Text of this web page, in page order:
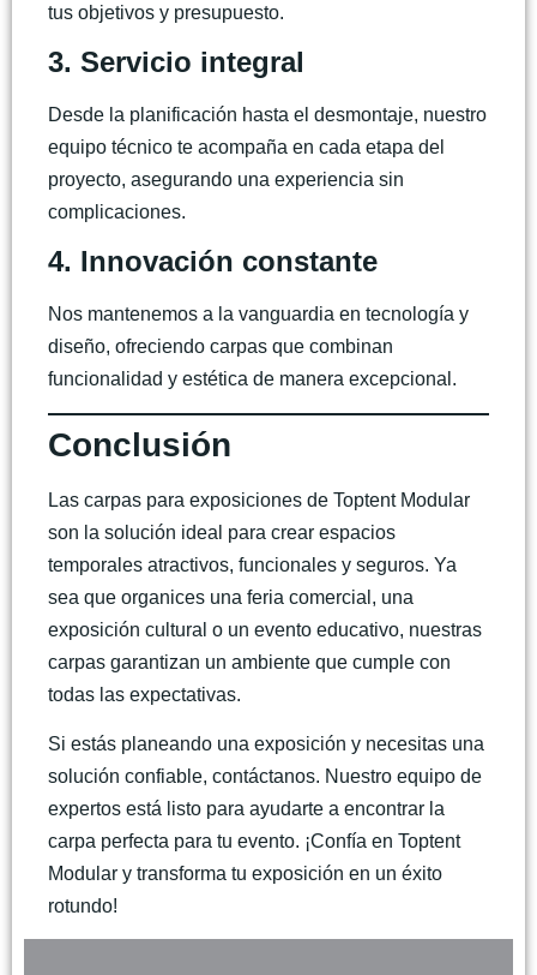
tus objetivos y presupuesto.
3. Servicio integral
Desde la planificación hasta el desmontaje, nuestro
equipo técnico te acompaña en cada etapa del
proyecto, asegurando una experiencia sin
complicaciones.
4. Innovación constante
Nos mantenemos a la vanguardia en tecnología y
diseño, ofreciendo carpas que combinan
funcionalidad y estética de manera excepcional.
Conclusión
Lascarpas para exposiciones de Toptent Modular
son la solución ideal para crear espacios
temporales atractivos, funcionales y seguros. Ya
sea que organices una feria comercial, una
exposición cultural o un evento educativo, nuestras
carpas garantizan un ambiente que cumple con
todas las expectativas.
Si estás planeando una exposición y necesitas una
solución confiable, contáctanos. Nuestro equipo de
expertos está listo para ayudarte a encontrar la
carpa perfecta para tu evento. ¡Confía en Toptent
Modular y transforma tu exposición en un éxito
rotundo!